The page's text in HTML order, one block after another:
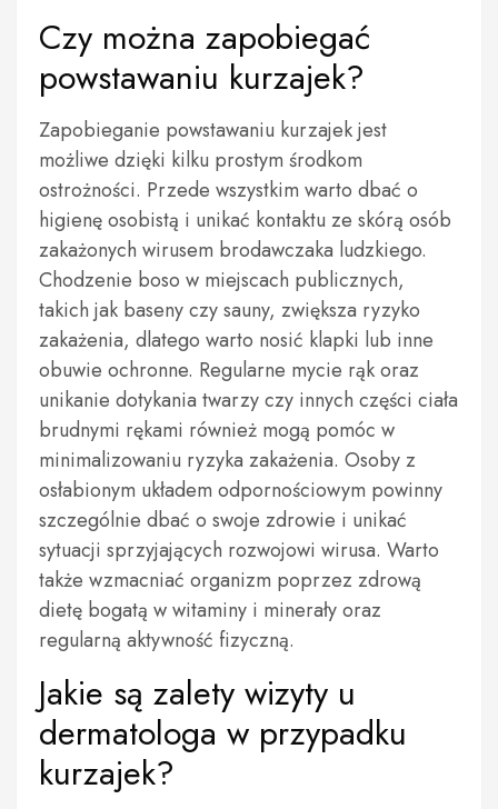
Czy można zapobiegać
powstawaniu kurzajek?
Zapobieganie powstawaniu kurzajek jest
możliwe dzięki kilku prostym środkom
ostrożności. Przede wszystkim warto dbać o
higienę osobistą i unikać kontaktu ze skórą osób
zakażonych wirusem brodawczaka ludzkiego.
Chodzenie boso w miejscach publicznych,
takich jak baseny czy sauny, zwiększa ryzyko
zakażenia, dlatego warto nosić klapki lub inne
obuwie ochronne. Regularne mycie rąk oraz
unikanie dotykania twarzy czy innych części ciała
brudnymi rękami również mogą pomóc w
minimalizowaniu ryzyka zakażenia. Osoby z
osłabionym układem odpornościowym powinny
szczególnie dbać o swoje zdrowie i unikać
sytuacji sprzyjających rozwojowi wirusa. Warto
także wzmacniać organizm poprzez zdrową
dietę bogatą w witaminy i minerały oraz
regularną aktywność fizyczną.
Jakie są zalety wizyty u
dermatologa w przypadku
kurzajek?